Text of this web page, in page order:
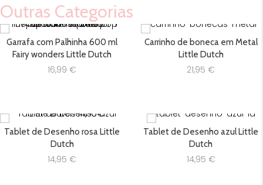
Outras Categorias
Garrafa com Palhinha 600 ml
Fairy wonders Little Dutch
16,99 €
Carrinho de boneca em Metal
Little Dutch
21,95 €
Tablet de Desenho rosa Little
Dutch
14,95 €
Tablet de Desenho azul Little
Dutch
14,95 €